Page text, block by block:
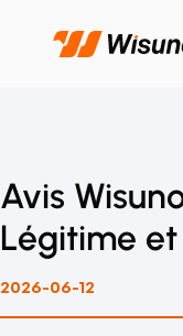
Avis
Légitime et
2026-06-12